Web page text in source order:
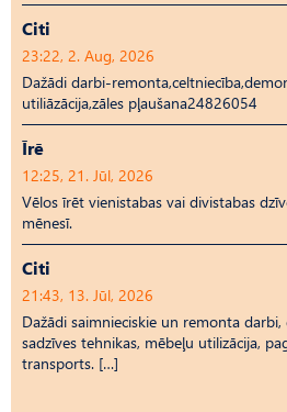
Citi
23:22, 2. Aug, 2026
Dažādi darbi-
utiliāzācija,zāles pļaušana24826054
Īrē
12:25, 21. Jūl, 2026
Vēlos īrēt vienistabas vai divistabas
mēnesī.
Citi
21:43, 13. Jūl, 2026
Dažādi saimnieciskie un remonta
sadzīves tehnikas, mēbeļu utilizācija,
transports. […]